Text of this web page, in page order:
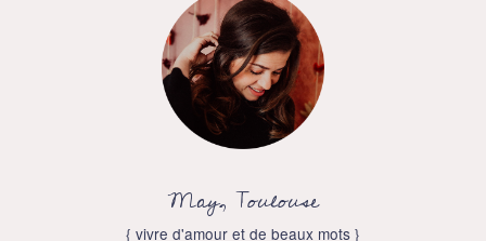
May, Toulouse
{ vivre d'amour et de beaux mots }